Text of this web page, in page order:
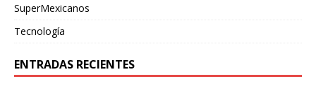
SuperMexicanos
Tecnología
ENTRADAS RECIENTES